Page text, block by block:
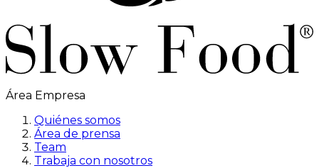
Área Empresa
Quiénes somos
Área de prensa
Team
Trabaja con nosotros